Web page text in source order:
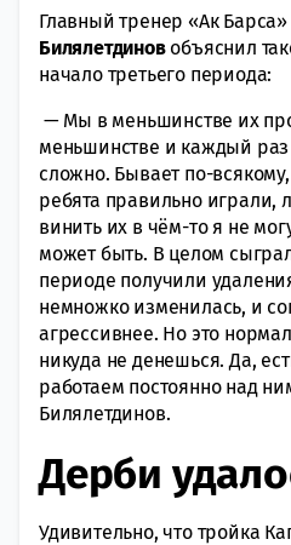
Главный тренер «Ак Барса»
Билялетдиновобъяснил
начало третьего периода:
— Мы в меньшинстве их
меньшинстве и каждый раз
сложно. Бывает по-
ребята правильно играли,
винить их в чём-то я не
может быть. В целом
периоде получили
немножко изменилась, и
агрессивнее. Но это
никуда не денешься. Да,
работаем постоянно над
Билялетдинов.
Дерби
Удивительно, что тройка